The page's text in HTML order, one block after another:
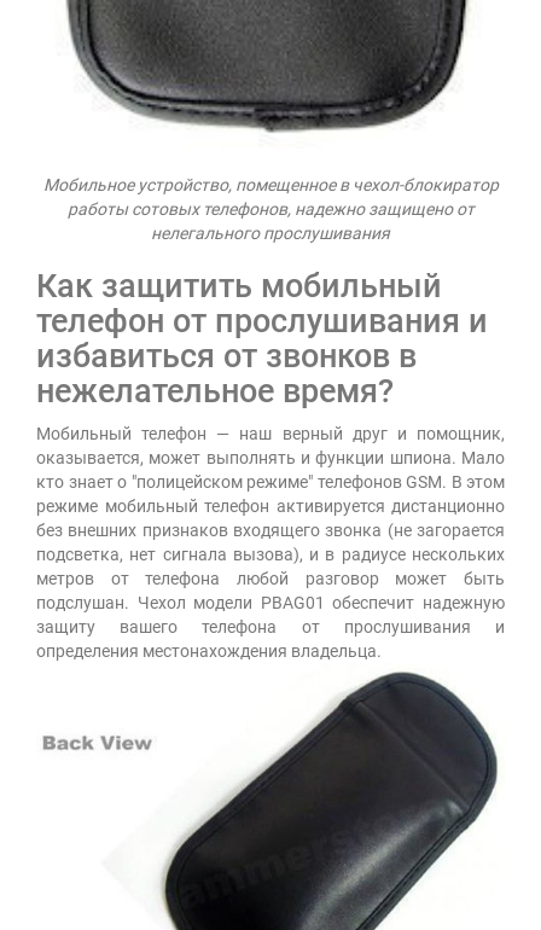
Мобильное устройство, помещенное в чехол-блокиратор
работы сотовых телефонов, надежно защищено от
нелегального прослушивания
Как защитить мобильный
телефон от прослушивания и
избавиться от звонков в
нежелательное время?
Мобильный телефон — наш верный друг и помощник,
оказывается, может выполнять и функции шпиона. Мало
кто знает о "полицейском режиме" телефонов GSM. В этом
режиме мобильный телефон активируется дистанционно
без внешних признаков входящего звонка (не загорается
подсветка, нет сигнала вызова), и в радиусе нескольких
метров от телефона любой разговор может быть
подслушан. Чехол модели PBAG01 обеспечит надежную
защиту вашего телефона от прослушивания и
определения местонахождения владельца.